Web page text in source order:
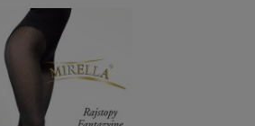
do koszyka